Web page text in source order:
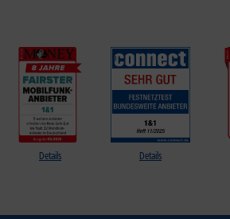
Details Details